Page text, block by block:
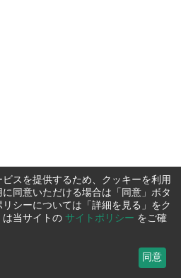
スを提供するため、クッキーを利用
同意いただける場合は「同意」ボタ
シーについては「詳細を見る」をク
は当サイトの サイトポリシー をご確
同意